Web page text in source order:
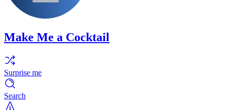
Make Me a Cocktail
Surprise me
Search